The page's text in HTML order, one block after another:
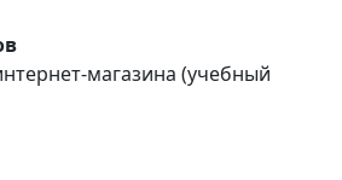
магазина (учебный